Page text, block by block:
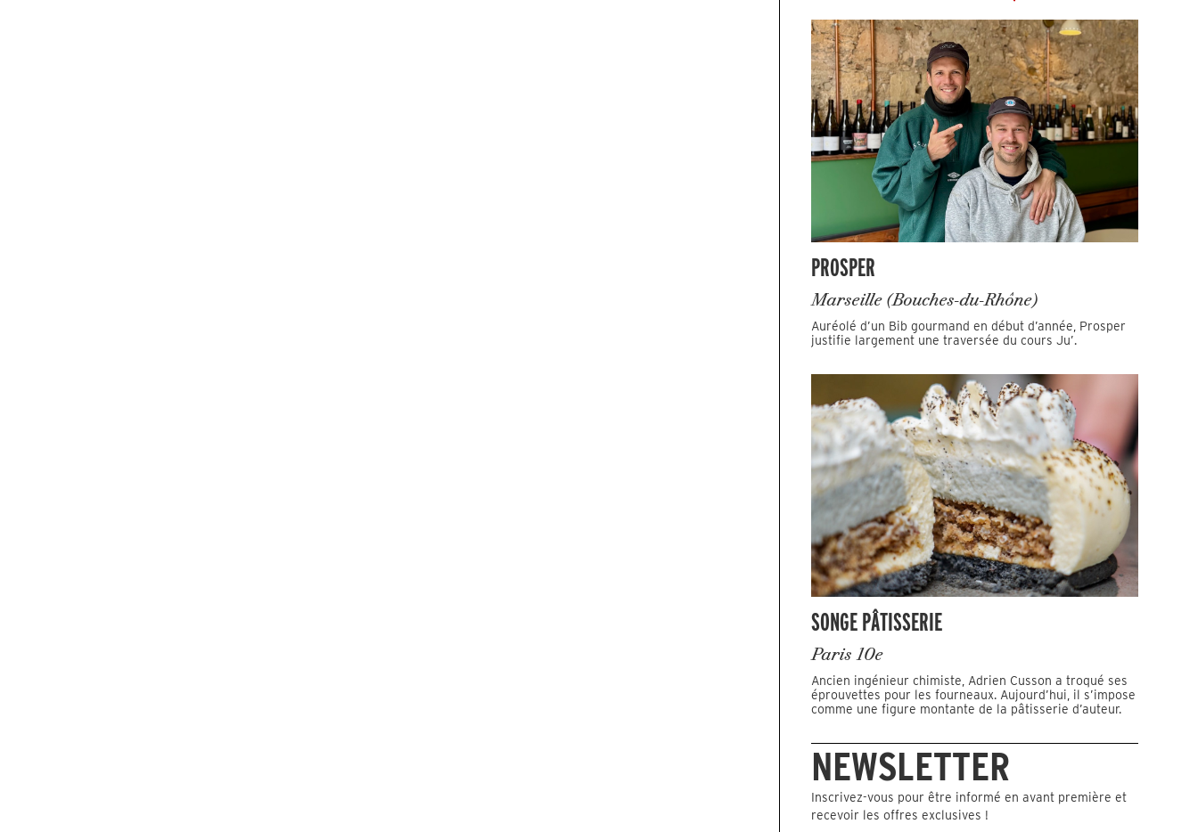
PROSPER
Marseille (Bouches-du-Rhône)
Auréolé d’un Bib gourmand en début d’année, Prosper
justifie largement une traversée du cours Ju’.
SONGE PÂTISSERIE
Paris 10e
Ancien ingénieur chimiste, Adrien Cusson a troqué ses
éprouvettes pour les fourneaux. Aujourd’hui, il s’impose
comme une figure montante de la pâtisserie d’auteur.
NEWSLETTER
Inscrivez-vous pour être informé en avant première et
recevoir les offres exclusives !